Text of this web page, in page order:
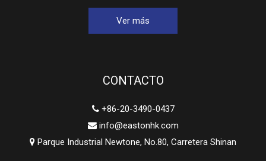
Ver más
CONTACTO
+86-20-3490-0437
 info@eastonhk.com
 Parque Industrial Newtone, No.80, Carretera Shinan